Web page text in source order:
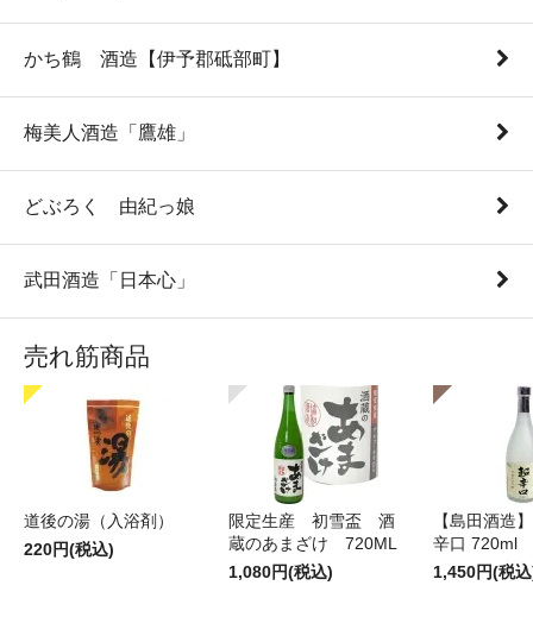
かち鶴 酒造【伊予郡砥部町】
梅美人酒造「鷹雄」
どぶろく 由紀っ娘
武田酒造「日本心」
売れ筋商品
道後の湯（入浴剤）
220円(税込)
限定生産 初雪盃 酒
蔵のあまざけ 720ML
1,080円(税込)
【島田酒造
辛口 720ml
1,450円(税